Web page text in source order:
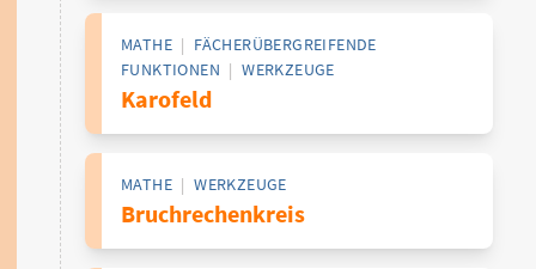
MATHE | FÄCHERÜBERGREIFENDE
FUNKTIONEN | WERKZEUGE
Karofeld
MATHE | WERKZEUGE
Bruchrechenkreis